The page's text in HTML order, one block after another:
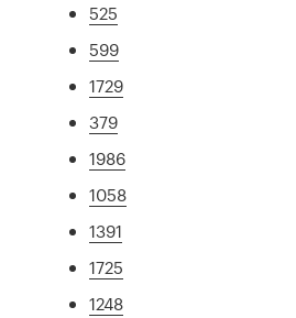
525
599
1729
379
1986
1058
1391
1725
1248